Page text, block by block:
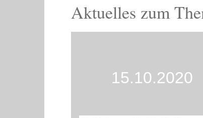
Aktuelles zum
15.10.2020